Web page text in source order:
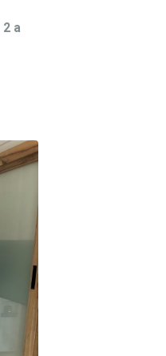
2 a